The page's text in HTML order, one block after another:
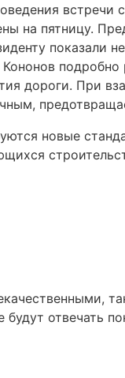
встречи
на пятницу.
показали
подробно
дороги. При
новые
будут отвечать